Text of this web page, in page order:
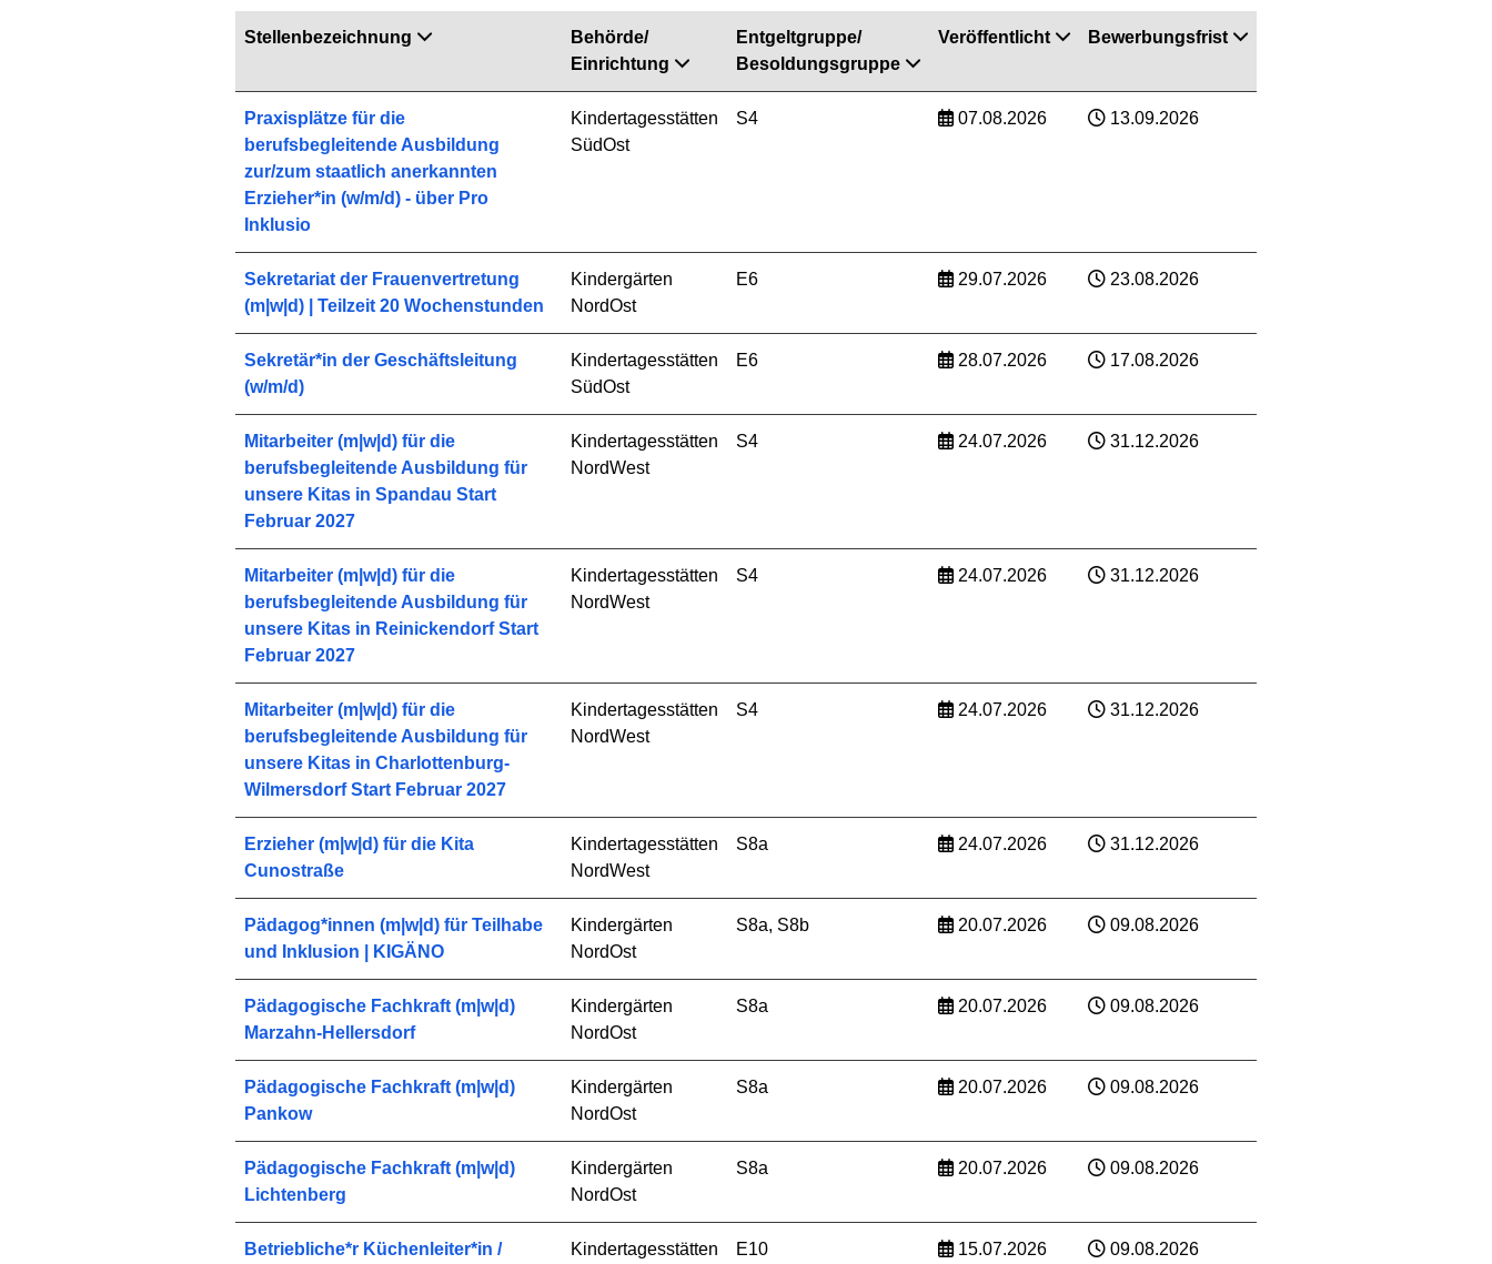
Stellenbezeichnung
Behörde/
Einrichtung
Entgeltgruppe/
Besoldungsgruppe
Veröffentlicht Bewerbungsfrist
Praxisplätze für die
berufsbegleitende Ausbildung
zur/zum staatlich anerkannten
Erzieher*in (w/m/d) - über Pro
Inklusio
Kindertagesstätten
SüdOst
S4 07.08.2026 13.09.2026
Sekretariat der Frauenvertretung
(m|w|d) | Teilzeit 20 Wochenstunden
Kindergärten
NordOst
E6 29.07.2026 23.08.2026
Sekretär*in der Geschäftsleitung
(w/m/d)
Kindertagesstätten
SüdOst
E6 28.07.2026 17.08.2026
Mitarbeiter (m|w|d) für die
berufsbegleitende Ausbildung für
unsere Kitas in Spandau Start
Februar 2027
Kindertagesstätten
NordWest
S4 24.07.2026 31.12.2026
Mitarbeiter (m|w|d) für die
berufsbegleitende Ausbildung für
unsere Kitas in Reinickendorf Start
Februar 2027
Kindertagesstätten
NordWest
S4 24.07.2026 31.12.2026
Mitarbeiter (m|w|d) für die
berufsbegleitende Ausbildung für
unsere Kitas in Charlottenburg-
Wilmersdorf Start Februar 2027
Kindertagesstätten
NordWest
S4 24.07.2026 31.12.2026
Erzieher (m|w|d) für die Kita
Cunostraße
Kindertagesstätten
NordWest
S8a 24.07.2026 31.12.2026
Pädagog*innen (m|w|d) für Teilhabe
und Inklusion | KIGÄNO
Kindergärten
NordOst
S8a, S8b 20.07.2026 09.08.2026
Pädagogische Fachkraft (m|w|d)
Marzahn-Hellersdorf
Kindergärten
NordOst
S8a 20.07.2026 09.08.2026
Pädagogische Fachkraft (m|w|d)
Pankow
Kindergärten
NordOst
S8a 20.07.2026 09.08.2026
Pädagogische Fachkraft (m|w|d)
Lichtenberg
Kindergärten
NordOst
S8a 20.07.2026 09.08.2026
Betriebliche*r Küchenleiter*in /
Kindertagesstätten
E10 15.07.2026 09.08.2026